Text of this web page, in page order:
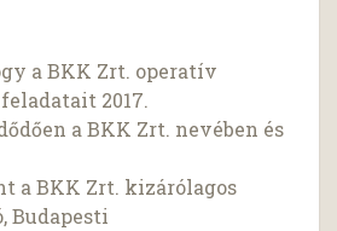
a BKK Zrt. operatív
2017.
a BKK Zrt. nevében és
a BKK Zrt. kizárólagos
Budapesti